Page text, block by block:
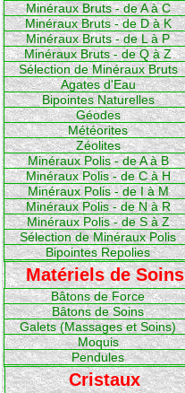
Minéraux Bruts - de A à C
Minéraux Bruts - de D à K
Minéraux Bruts - de L à P
Minéraux Bruts - de Q à Z
Sélection de Minéraux Bruts
Agates d'Eau
Bipointes Naturelles
Géodes
Météorites
Zéolites
Minéraux Polis - de A à B
Minéraux Polis - de C à H
Minéraux Polis - de I à M
Minéraux Polis - de N à R
Minéraux Polis - de S à Z
Sélection de Minéraux Polis
Bipointes Repolies
Matériels de Soins
Bâtons de Force
Bâtons de Soins
Galets (Massages et Soins)
Moquis
Pendules
Cristaux